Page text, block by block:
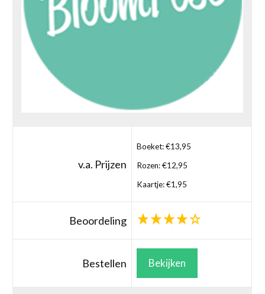
v.a. Prijzen
Boeket: €13,95
Rozen: €12,95
Kaartje: €1,95
Beoordeling
Bestellen Bekijken